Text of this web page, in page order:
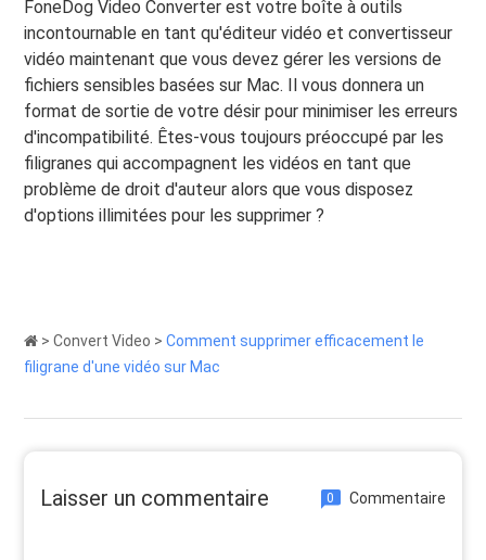
FoneDog Video Converter est votre boîte à outils
incontournable en tant qu'éditeur vidéo et convertisseur
vidéo maintenant que vous devez gérer les versions de
fichiers sensibles basées sur Mac. Il vous donnera un
format de sortie de votre désir pour minimiser les erreurs
d'incompatibilité. Êtes-vous toujours préoccupé par les
filigranes qui accompagnent les vidéos en tant que
problème de droit d'auteur alors que vous disposez
d'options illimitées pour les supprimer ?
>Convert Video >Comment supprimer efficacement le
filigrane d'une vidéo sur Mac
Laisser un commentaire 0 Commentaire